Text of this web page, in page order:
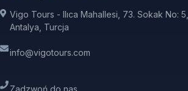
Vigo Tours - Ilıca Mahallesi, 73. Sokak No:
Antalya, Turcja
info@vigotours.com
Zadzwoń do nas